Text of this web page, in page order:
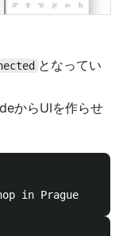
となってい
からUIを作らせ